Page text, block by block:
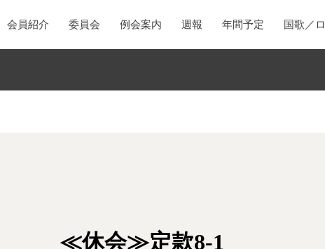
会員紹介 委員会 例会案内 週報 年間予定 国歌／
≪休会≫定款8-1